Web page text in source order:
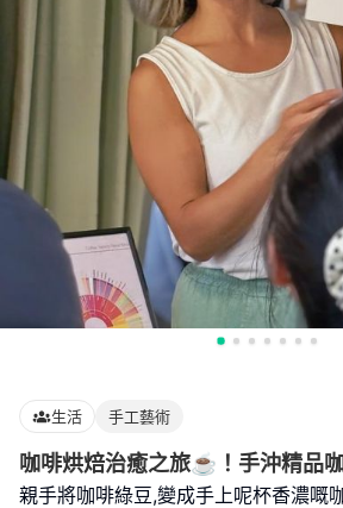
生活 手工藝術
咖啡烘焙治癒之旅☕！手沖精品
親手將咖啡綠豆,變成手上呢杯香濃嘅